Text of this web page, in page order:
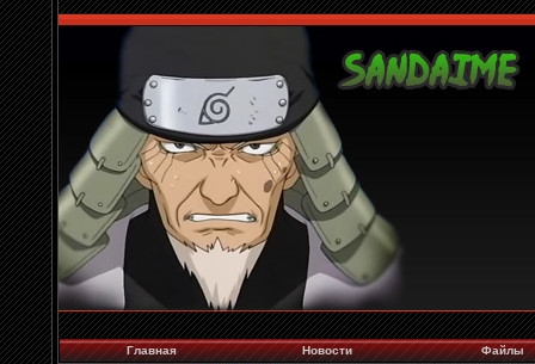
Главная Новости Файлы